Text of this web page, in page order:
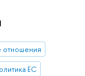
отношения
ЕС